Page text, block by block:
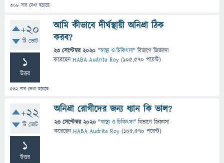
308 বার দেখা হয়েছে
+20
টি ভোট
1
উত্তর
542বার দেখা হয়েছে
আমি কীভাবে দীর্ঘস্থায়ী অনিদ্রা ঠিক
করব?
23 সেপ্টেম্বর 2020 "স্বাস্থ্য ও চিকিৎসা" বিভাগে জিজ্ঞাসা
করেছেনHABA Audrita Roy (105,570 পয়েন্ট)
+22
টি ভোট
1
উত্তর
অনিদ্রা রোগীদের জন্য ধ্যান কি ভাল?
23 সেপ্টেম্বর 2020 "স্বাস্থ্য ও চিকিৎসা" বিভাগে জিজ্ঞাসা
করেছেনHABA Audrita Roy (105,570 পয়েন্ট)